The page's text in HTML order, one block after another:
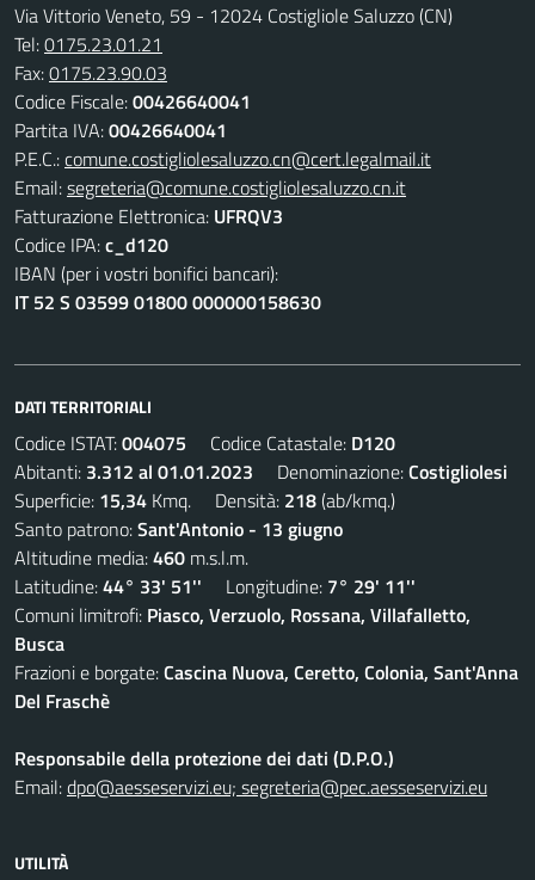
Via Vittorio Veneto, 59 - 12024 Costigliole Saluzzo (CN)
Tel:0175.23.01.21
Fax:0175.23.90.03
Codice Fiscale:00426640041
Partita IVA:00426640041
P.E.C.:comune.costigliolesaluzzo.cn@cert.legalmail.it
Email:segreteria@comune.costigliolesaluzzo.cn.it
Fatturazione Elettronica: UFRQV3
Codice IPA:c_d120
IBAN (per i vostri bonifici bancari):
IT 52 S 03599 01800 000000158630
DATI TERRITORIALI
Codice ISTAT:004075 Codice Catastale: D120
Abitanti: 3.312 al 01.01.2023 Denominazione:Costigliolesi
Superficie: 15,34 Kmq. Densità: 218(ab/kmq.)
Santo patrono:Sant'Antonio - 13 giugno
Altitudine media:460 m.s.l.m.
Latitudine:44° 33' 51'' Longitudine: 7° 29' 11''
Comuni limitrofi: Piasco, Verzuolo, Rossana, Villafalletto,
Busca
Frazioni e borgate:Cascina Nuova, Ceretto, Colonia, Sant'Anna
Del Fraschè
Responsabile della protezione dei dati (D.P.O.)
Email:dpo@aesseservizi.eu; segreteria@pec.aesseservizi.eu
UTILITÀ